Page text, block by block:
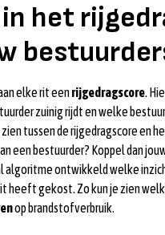
het
elke rit eenrijgedragscore.
zuinig rijdt en welke
tussen de rijgedragscore en
een bestuurder? Koppel dan
algoritme ontwikkeld welke
heeft gekost. Zo kun je zien
op brandstofverbruik.